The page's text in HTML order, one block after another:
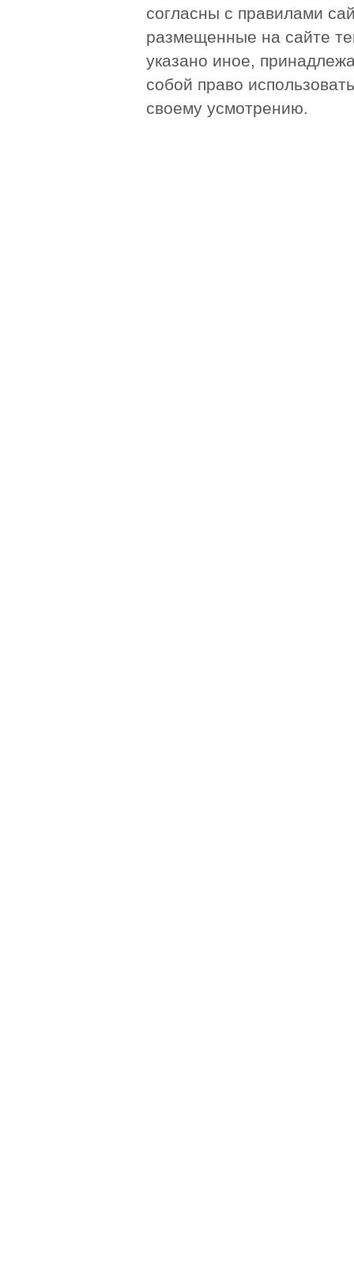
согласны с правилами
размещенные на сайте
указано иное,
собой право
своему усмотрению.